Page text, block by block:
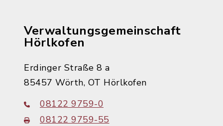
Verwaltungsgemeinschaft
Hörlkofen
Erdinger Straße 8 a
85457 Wörth, OT Hörlkofen
08122 9759-0
08122 9759-55